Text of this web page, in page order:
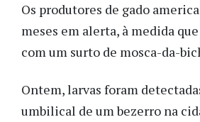
Os produtores de gado
meses em alerta, à medida
com um surto de mosca-da-
Ontem, larvas foram
umbilical de um bezerro na